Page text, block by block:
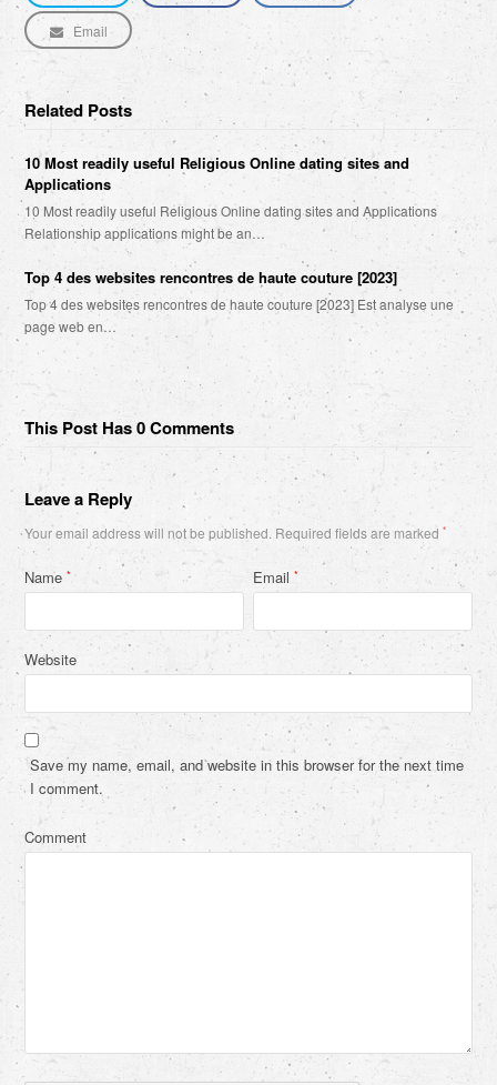
Email
Related Posts
10 Most readily useful Religious Online dating sites and
Applications
10 Most readily useful Religious Online dating sites and Applications
Relationship applications might be an…
Top 4 des websites rencontres de haute couture [2023]
Top 4 des websites rencontres de haute couture [2023] Est analyse une
page web en…
This Post Has 0 Comments
Leave a Reply
Your email address will not be published. Required fields are marked*
Name* Email*
Website
Save my name, email, and website in this browser for the next time
I comment.
Comment